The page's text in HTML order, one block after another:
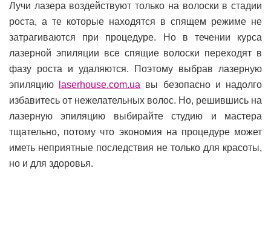
Лучи лазера воздействуют только на волоски в стадии
роста, а те которые находятся в спящем режиме не
затрагиваются при процедуре. Но в течении курса
лазерной эпиляции все спящие волоски переходят в
фазу роста и удаляются. Поэтому выбрав лазерную
эпиляцию
laserhouse.com.ua вы безопасно и надолго
избавитесь от нежелательных волос. Но, решившись на
лазерную эпиляцию выбирайте студию и мастера
тщательно, потому что экономия на процедуре может
иметь неприятные последствия не только для красоты,
но и для здоровья.